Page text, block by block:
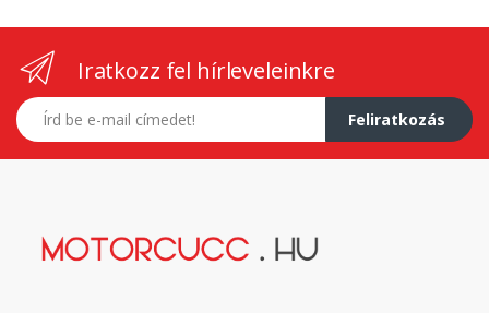
Iratkozz fel hírleveleinkre
E-mail címed
Feliratkozás